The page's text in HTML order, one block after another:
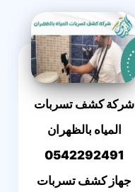
شركة كشف تسربات
المياه بالظهران
0542292491
جهاز كشف تسربات